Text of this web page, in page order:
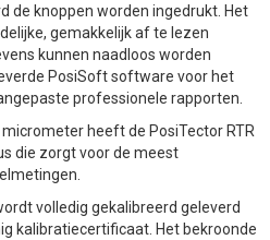
de knoppen worden ingedrukt. Het
gemakkelijk af te lezen
kunnen naadloos worden
PosiSoft software voor het
professionele rapporten.
heeft de PosiTector RTR
die zorgt voor de meest
volledig gekalibreerd geleverd
kalibratiecertificaat. Het bekroonde